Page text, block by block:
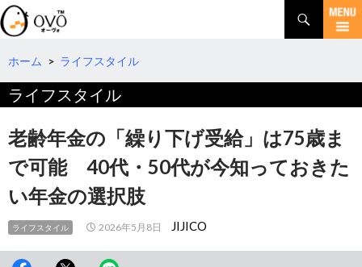
検
索
コ
テ
ツ
へ
動
ホーム > ライフスタイル
ライフスタイル
老齢年金の「繰り下げ受給」は75歳ま
で可能 40代・50代が今知っておきた
い年金の選択肢
ライフスタイル 2026年5月8日 JIJICO